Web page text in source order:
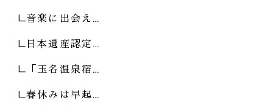
音楽に出会え…
日本遺産認定…
「玉名温泉宿…
春休みは早起…